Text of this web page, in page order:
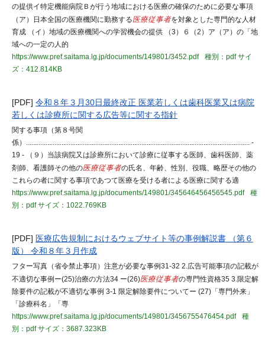
の提供イ特定機能病院Ｂが行う地域における医療の確保のために必要な事項
（ア）日本全国の医療機関に勤務する医療従事者を対象とした専門的な人材
育成 （イ）地域の医療機関への学習機会の提供 （3）６（2）ア（ア）の「地
域への一定の人的
https://www.pref.saitama.lg.jp/documents/149801/3452.pdf
種別：pdfサイ
ズ：412.814KB
[PDF] 令和８年３月30日最終改正 医業若しくは歯科医業又は病院
若しくは診療所に関する広告等に関する指針
関する事項（第８号関
係）.............................................................................................................................. -
19 - （９）当該病院又は診療所において診療に従事する医師、歯科医師、薬
剤師、看護師その他の医療従事者の氏名、年齢、性別、役職、略歴その他の
これらの者に関する事項であつて医療を受ける者による医療に関する適
https://www.pref.saitama.lg.jp/documents/149801/345646456456545.pdf
種
別：pdfサイズ：1022.769KB
[PDF] 医療広告規制におけるウェブサイト等の事例解説書 （第６
版） 令和８年３月作成
フター写真（省令禁止事項）注意が必要な事例31-32 2.広告可能事項の記載が
不適切な事例ー(25)治療の方法34 ー(26)医療従事者の専門性資格35 3.限定解
除要件の記載が不適切な事例 3-1 限定解除要件についてー (27)「専門外来」
「診療科名」「専
https://www.pref.saitama.lg.jp/documents/149801/3456755476454.pdf
種
別：pdfサイズ：3687.323KB